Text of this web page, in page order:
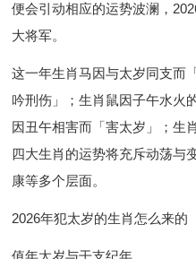
便会引动相应的运势波澜，
大将军。
这一年生肖马因与太岁同支而
吟刑伤」；生肖鼠因子午水火
因丑午相害而「害太岁」；生
四大生肖的运势将充斥动荡与
康等多个层面。
2026年犯太岁的生肖怎么来的